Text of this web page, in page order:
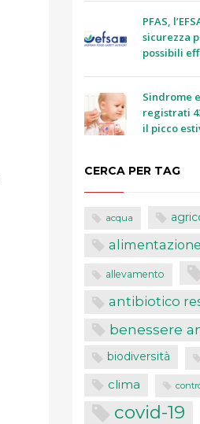
PFAS,
sicurezza
possibili
Sindrome
registrati
il picco
CERCA PER TAG
acqua
alimentazione
allevamento
antibiotico
benessere
biodiversità
clima
covid-19